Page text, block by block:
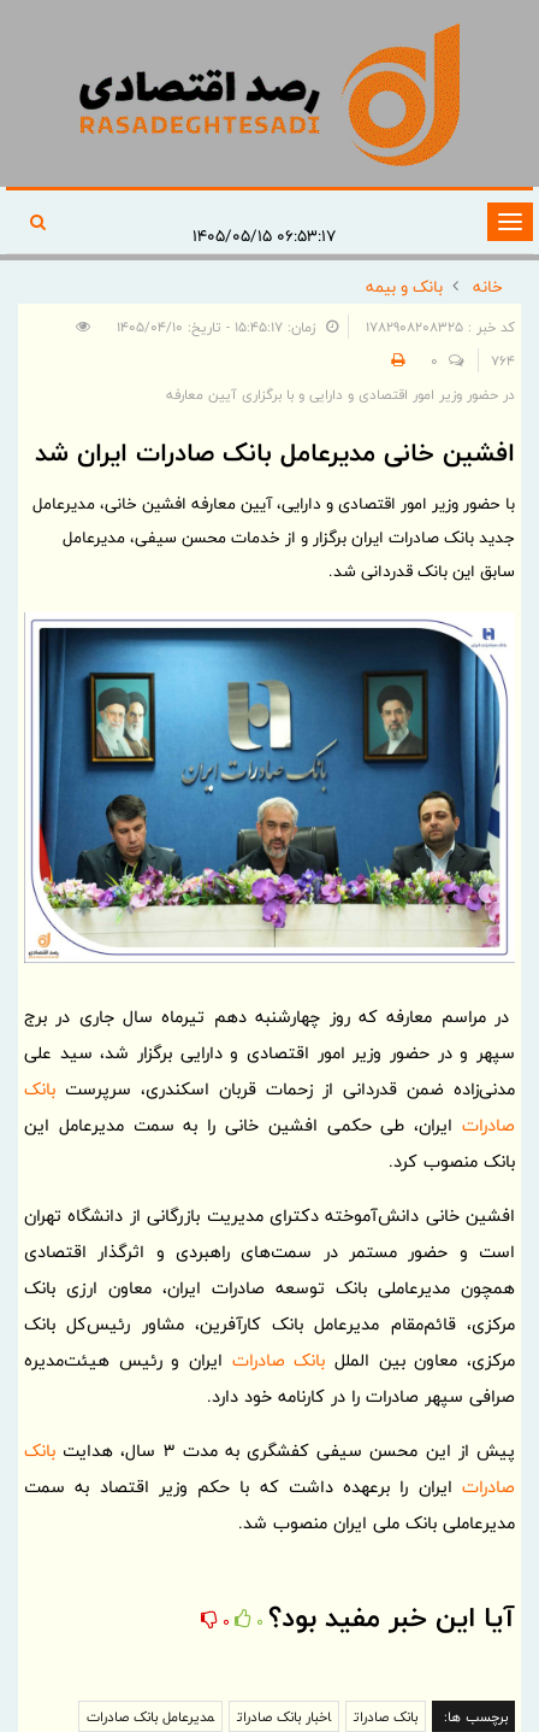
تغییر
وضعیت
ناوبری
خانه
بانک و بیمه
کد خبر : 1782908208325
زمان: ۱۵:۴۵:۱۷ - تاریخ: ۱۴۰۵/۰۴/۱۰
764
0
در حضور وزیر امور اقتصادی و دارایی و با برگزاری آیین معارفه
افشین خانی مدیرعامل بانک صادرات ایران شد
با حضور وزیر امور اقتصادی و دارایی، آیین معارفه افشین خانی، مدیرعامل
جدید بانک صادرات ایران برگزار و از خدمات محسن سیفی، مدیرعامل
سابق این بانک قدردانی شد.
در مراسم معارفه که روز چهارشنبه دهم تیرماه سال جاری در برج
سپهر و در حضور وزیر امور اقتصادی و دارایی برگزار شد، سید علی
مدنی‌زاده ضمن قدردانی از زحمات قربان اسکندری، سرپرست بانک
صادرات ایران، طی حکمی افشین خانی را به سمت مدیرعامل این
بانک منصوب کرد.
افشین خانی دانش‌آموخته دکترای مدیریت بازرگانی از دانشگاه تهران
است و حضور مستمر در سمت‌های راهبردی و اثرگذار اقتصادی
همچون مدیرعاملی بانک توسعه صادرات ایران، معاون ارزی بانک
مرکزی، قائم‌مقام مدیرعامل بانک کارآفرین، مشاور رئیس‌کل بانک
مرکزی، معاون بین الملل بانک صادرات ایران و رئیس هیئت‌مدیره
صرافی سپهر صادرات را در کارنامه خود دارد.
پیش از این محسن سیفی کفشگری به مدت 3 سال، هدایت
بانک
صادرات ایران را برعهده داشت که با حکم وزیر اقتصاد به سمت
مدیرعاملی بانک ملی ایران منصوب شد.
آیا این خبر مفید بود؟ 0
0
برچسب ها: بانک صادرات اخبار بانک صادرات مدیرعامل بانک صادرات